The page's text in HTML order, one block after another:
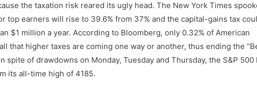
the taxation risk reared its ugly head. The New York Times
top earners will rise to 39.6% from 37% and the capital-gains tax
$1 million a year. According to Bloomberg, only 0.32% of American
that higher taxes are coming one way or another, thus ending the
spite of drawdowns on Monday, Tuesday and Thursday, the S&P 500
its all-time high of 4185.